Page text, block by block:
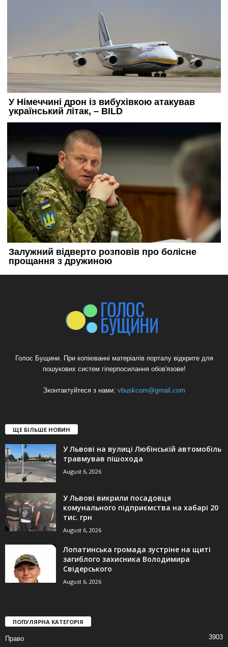
Голос Бущини. При копіюванні матеріалів порталу відкрите для
пошукових систем гіперпосилання обов'язове!
Зконтактуйтеся з нами: vbuskcom@gmail.com
ЩЕ БІЛЬШЕ НОВИН
У Львові на вулиці Любінській автомобіль
травмував пішохода
August 6, 2026
У Львові викрили посадовця
комунального підприємства на хабарі 20
тис. грн
August 6, 2026
Лопатинська громада зустріне на щиті
загиблого захисника Володимира
Свідерського
August 6, 2026
ПОПУЛЯРНА КАТЕГОРІЯ
Право 3903